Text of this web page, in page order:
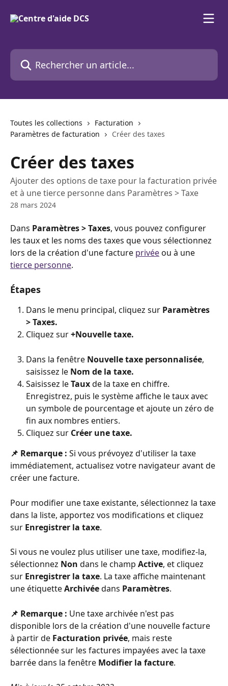
Rechercher un article...
Toutes les collections
Facturation
Paramètres de facturation
Créer des taxes
Créer des taxes
Ajouter des options de taxe pour la facturation privée
et à une tierce personne dans Paramètres > Taxe
28 mars 2024
Dans Paramètres > Taxes, vous pouvez configurer
les taux et les noms des taxes que vous sélectionnez
lors de la création d'une facture privée ou à une
tierce personne.
Étapes
Dans le menu principal, cliquez sur Paramètres
> Taxes.
Cliquez sur +Nouvelle taxe.
Dans la fenêtre Nouvelle taxe personnalisée,
saisissez le Nom de la taxe.
Saisissez le Taux de la taxe en chiffre.
Enregistrez, puis le système affiche le taux avec
un symbole de pourcentage et ajoute un zéro de
fin aux nombres entiers.
Cliquez sur Créer une taxe.
📌 Remarque : Si vous prévoyez d'utiliser la taxe
immédiatement, actualisez votre navigateur avant de
créer une facture.
Pour modifier une taxe existante, sélectionnez la taxe
dans la liste, apportez vos modifications et cliquez
sur Enregistrer la taxe.
Si vous ne voulez plus utiliser une taxe, modifiez-la,
sélectionnez Non dans le champ Active, et cliquez
sur Enregistrer la taxe. La taxe affiche maintenant
une étiquette Archivée dans Paramètres.
📌 Remarque : Une taxe archivée n'est pas
disponible lors de la création d'une nouvelle facture
à partir de Facturation privée, mais reste
sélectionnée sur les factures impayées avec la taxe
barrée dans la fenêtre Modifier la facture.